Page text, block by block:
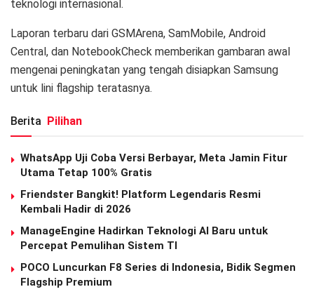
teknologi internasional.
Laporan terbaru dari GSMArena, SamMobile, Android
Central, dan NotebookCheck memberikan gambaran awal
mengenai peningkatan yang tengah disiapkan Samsung
untuk lini flagship teratasnya.
Berita Pilihan
WhatsApp Uji Coba Versi Berbayar, Meta Jamin Fitur
Utama Tetap 100% Gratis
Friendster Bangkit! Platform Legendaris Resmi
Kembali Hadir di 2026
ManageEngine Hadirkan Teknologi AI Baru untuk
Percepat Pemulihan Sistem TI
POCO Luncurkan F8 Series di Indonesia, Bidik Segmen
Flagship Premium